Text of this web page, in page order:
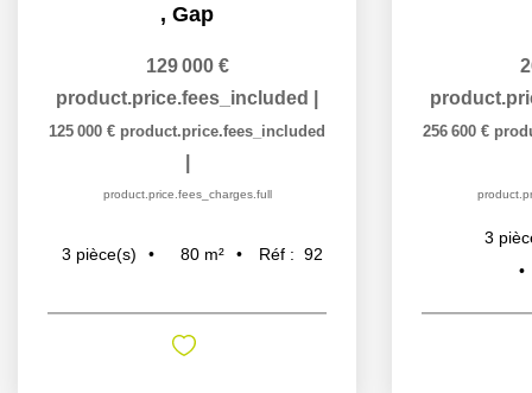
, Gap
129 000 €
product.price.fees_included
125 000 € product.price.fees_included
product.price.fees_charges.full
3 pièce(s) 80 m² Réf : 92
256 600 €
3